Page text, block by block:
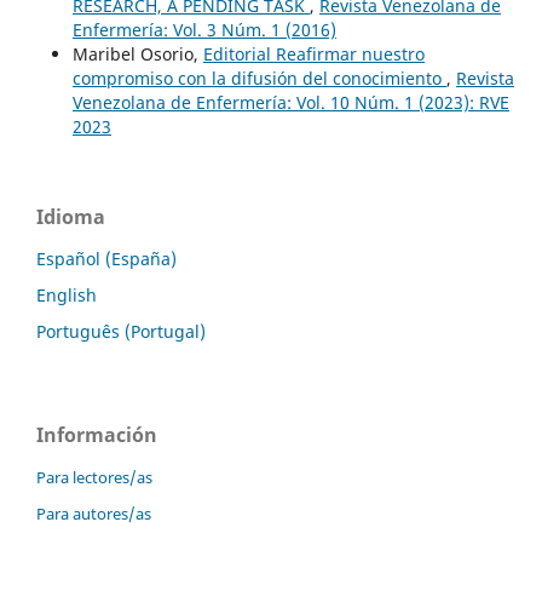
RESEARCH, A PENDING TASK , Revista Venezolana de
Enfermería: Vol. 3 Núm. 1 (2016)
Maribel Osorio, Editorial Reafirmar nuestro
compromiso con la difusión del conocimiento , Revista
Venezolana de Enfermería: Vol. 10 Núm. 1 (2023): RVE
2023
Idioma
Español (España)
English
Português (Portugal)
Información
Para lectores/as
Para autores/as